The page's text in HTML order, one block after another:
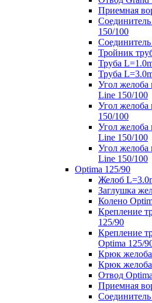
Приемная
150/100
Тройник
Труба
Труба
Угол желоба
Line 150/100
Угол желоба
150/100
Угол желоба
Line 150/100
Угол желоба
Line 150/100
Optima 125/90
Желоб
Заглушка
Колено
Крепление
125/90
Крепление
Optima 125/
Крюк
Крюк желоба
Отвод
Приемная